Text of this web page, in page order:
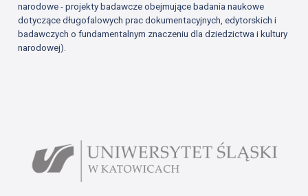
narodowe - projekty badawcze obejmujące badania naukowe
dotyczące długofalowych prac dokumentacyjnych, edytorskich i
badawczych o fundamentalnym znaczeniu dla dziedzictwa i kultury
narodowej).